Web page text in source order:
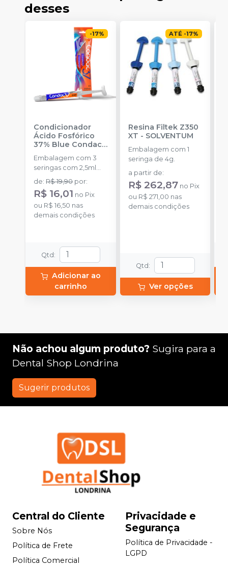
desses
-17%
Condicionador
Ácido Fosfórico
37% Blue Condac-
FGM
Embalagem com 3
seringas com 2,5ml
cada uma e 3
ponteiras para
aplicação.
de:R$ 19,90 por:
R$ 16,01 no Pix
ou R$ 16,50 nas
demais condições
Qtd :
Adicionar ao
carrinho
ATÉ -17%
Resina Filtek Z350
XT - SOLVENTUM
Embalagem com 1
seringa de 4g.
a partir de:
R$ 262,87 no Pix
ou R$ 271,00 nas
demais condições
Qtd :
Ver opções
Não achou algum produto? Sugira para a
Dental Shop Londrina
Sugerir produtos
Central do Cliente
Sobre Nós
Política de Frete
Política Comercial
Privacidade e
Segurança
Política de Privacidade -
LGPD